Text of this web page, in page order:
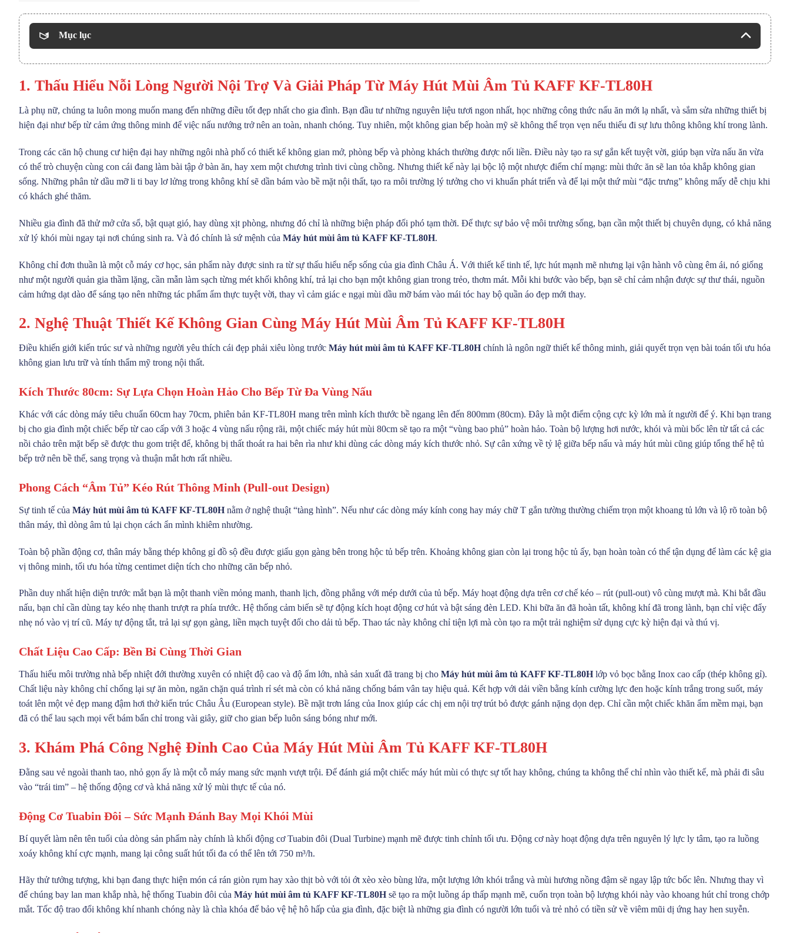
Mục lục
1. Thấu Hiểu Nỗi Lòng Người Nội Trợ Và Giải Pháp Từ Máy Hút Mùi Âm Tủ KAFF KF-TL80H
Là phụ nữ, chúng ta luôn mong muốn mang đến những điều tốt đẹp nhất cho gia đình. Bạn đầu tư những nguyên liệu tươi ngon nhất, học những công thức nấu ăn mới lạ nhất, và sắm sửa những thiết bị
hiện đại như bếp từ cảm ứng thông minh để việc nấu nướng trở nên an toàn, nhanh chóng. Tuy nhiên, một không gian bếp hoàn mỹ sẽ không thể trọn vẹn nếu thiếu đi sự lưu thông không khí trong lành.
Trong các căn hộ chung cư hiện đại hay những ngôi nhà phố có thiết kế không gian mở, phòng bếp và phòng khách thường được nối liền. Điều này tạo ra sự gắn kết tuyệt vời, giúp bạn vừa nấu ăn vừa
có thể trò chuyện cùng con cái đang làm bài tập ở bàn ăn, hay xem một chương trình tivi cùng chồng. Nhưng thiết kế này lại bộc lộ một nhược điểm chí mạng: mùi thức ăn sẽ lan tỏa khắp không gian
sống. Những phân tử dầu mỡ li ti bay lơ lửng trong không khí sẽ dần bám vào bề mặt nội thất, tạo ra môi trường lý tưởng cho vi khuẩn phát triển và để lại một thứ mùi “đặc trưng” không mấy dễ chịu khi
có khách ghé thăm.
Nhiều gia đình đã thử mở cửa sổ, bật quạt gió, hay dùng xịt phòng, nhưng đó chỉ là những biện pháp đối phó tạm thời. Để thực sự bảo vệ môi trường sống, bạn cần một thiết bị chuyên dụng, có khả năng
xử lý khói mùi ngay tại nơi chúng sinh ra. Và đó chính là sứ mệnh của Máy hút mùi âm tủ KAFF KF-TL80H.
Không chỉ đơn thuần là một cỗ máy cơ học, sản phẩm này được sinh ra từ sự thấu hiểu nếp sống của gia đình Châu Á. Với thiết kế tinh tế, lực hút mạnh mẽ nhưng lại vận hành vô cùng êm ái, nó giống
như một người quản gia thầm lặng, cần mẫn làm sạch từng mét khối không khí, trả lại cho bạn một không gian trong trẻo, thơm mát. Mỗi khi bước vào bếp, bạn sẽ chỉ cảm nhận được sự thư thái, nguồn
cảm hứng dạt dào để sáng tạo nên những tác phẩm ẩm thực tuyệt vời, thay vì cảm giác e ngại mùi dầu mỡ bám vào mái tóc hay bộ quần áo đẹp mới thay.
2. Nghệ Thuật Thiết Kế Không Gian Cùng Máy Hút Mùi Âm Tủ KAFF KF-TL80H
Điều khiến giới kiến trúc sư và những người yêu thích cái đẹp phải xiêu lòng trước Máy hút mùi âm tủ KAFF KF-TL80H chính là ngôn ngữ thiết kế thông minh, giải quyết trọn vẹn bài toán tối ưu hóa
không gian lưu trữ và tính thẩm mỹ trong nội thất.
Kích Thước 80cm: Sự Lựa Chọn Hoàn Hảo Cho Bếp Từ Đa Vùng Nấu
Khác với các dòng máy tiêu chuẩn 60cm hay 70cm, phiên bản KF-TL80H mang trên mình kích thước bề ngang lên đến 800mm (80cm). Đây là một điểm cộng cực kỳ lớn mà ít người để ý. Khi bạn trang
bị cho gia đình một chiếc bếp từ cao cấp với 3 hoặc 4 vùng nấu rộng rãi, một chiếc máy hút mùi 80cm sẽ tạo ra một “vùng bao phủ” hoàn hảo. Toàn bộ lượng hơi nước, khói và mùi bốc lên từ tất cả các
nồi chảo trên mặt bếp sẽ được thu gom triệt để, không bị thất thoát ra hai bên rìa như khi dùng các dòng máy kích thước nhỏ. Sự cân xứng về tỷ lệ giữa bếp nấu và máy hút mùi cũng giúp tổng thể hệ tủ
bếp trở nên bề thế, sang trọng và thuận mắt hơn rất nhiều.
Phong Cách “Âm Tủ” Kéo Rút Thông Minh (Pull-out Design)
Sự tinh tế của Máy hút mùi âm tủ KAFF KF-TL80H nằm ở nghệ thuật “tàng hình”. Nếu như các dòng máy kính cong hay máy chữ T gắn tường thường chiếm trọn một khoang tủ lớn và lộ rõ toàn bộ
thân máy, thì dòng âm tủ lại chọn cách ẩn mình khiêm nhường.
Toàn bộ phần động cơ, thân máy bằng thép không gỉ đồ sộ đều được giấu gọn gàng bên trong hộc tủ bếp trên. Khoảng không gian còn lại trong hộc tủ ấy, bạn hoàn toàn có thể tận dụng để làm các kệ gia
vị thông minh, tối ưu hóa từng centimet diện tích cho những căn bếp nhỏ.
Phần duy nhất hiện diện trước mắt bạn là một thanh viền mỏng manh, thanh lịch, đồng phẳng với mép dưới của tủ bếp. Máy hoạt động dựa trên cơ chế kéo – rút (pull-out) vô cùng mượt mà. Khi bắt đầu
nấu, bạn chỉ cần dùng tay kéo nhẹ thanh trượt ra phía trước. Hệ thống cảm biến sẽ tự động kích hoạt động cơ hút và bật sáng đèn LED. Khi bữa ăn đã hoàn tất, không khí đã trong lành, bạn chỉ việc đẩy
nhẹ nó vào vị trí cũ. Máy tự động tắt, trả lại sự gọn gàng, liền mạch tuyệt đối cho dải tủ bếp. Thao tác này không chỉ tiện lợi mà còn tạo ra một trải nghiệm sử dụng cực kỳ hiện đại và thú vị.
Chất Liệu Cao Cấp: Bền Bỉ Cùng Thời Gian
Thấu hiểu môi trường nhà bếp nhiệt đới thường xuyên có nhiệt độ cao và độ ẩm lớn, nhà sản xuất đã trang bị cho Máy hút mùi âm tủ KAFF KF-TL80H lớp vỏ bọc bằng Inox cao cấp (thép không gỉ).
Chất liệu này không chỉ chống lại sự ăn mòn, ngăn chặn quá trình rỉ sét mà còn có khả năng chống bám vân tay hiệu quả. Kết hợp với dải viền bằng kính cường lực đen hoặc kính trắng trong suốt, máy
toát lên một vẻ đẹp mang đậm hơi thở kiến trúc Châu Âu (European style). Bề mặt trơn láng của Inox giúp các chị em nội trợ trút bỏ được gánh nặng dọn dẹp. Chỉ cần một chiếc khăn ẩm mềm mại, bạn
đã có thể lau sạch mọi vết bám bẩn chỉ trong vài giây, giữ cho gian bếp luôn sáng bóng như mới.
3. Khám Phá Công Nghệ Đỉnh Cao Của Máy Hút Mùi Âm Tủ KAFF KF-TL80H
Đằng sau vẻ ngoài thanh tao, nhỏ gọn ấy là một cỗ máy mang sức mạnh vượt trội. Để đánh giá một chiếc máy hút mùi có thực sự tốt hay không, chúng ta không thể chỉ nhìn vào thiết kế, mà phải đi sâu
vào “trái tim” – hệ thống động cơ và khả năng xử lý mùi thực tế của nó.
Động Cơ Tuabin Đôi – Sức Mạnh Đánh Bay Mọi Khói Mùi
Bí quyết làm nên tên tuổi của dòng sản phẩm này chính là khối động cơ Tuabin đôi (Dual Turbine) mạnh mẽ được tinh chỉnh tối ưu. Động cơ này hoạt động dựa trên nguyên lý lực ly tâm, tạo ra luồng
xoáy không khí cực mạnh, mang lại công suất hút tối đa có thể lên tới 750 m³/h.
Hãy thử tưởng tượng, khi bạn đang thực hiện món cá rán giòn rụm hay xào thịt bò với tỏi ớt xèo xèo bùng lửa, một lượng lớn khói trắng và mùi hương nồng đậm sẽ ngay lập tức bốc lên. Nhưng thay vì
để chúng bay lan man khắp nhà, hệ thống Tuabin đôi của Máy hút mùi âm tủ KAFF KF-TL80H sẽ tạo ra một luồng áp thấp mạnh mẽ, cuốn trọn toàn bộ lượng khói này vào khoang hút chỉ trong chớp
mắt. Tốc độ trao đổi không khí nhanh chóng này là chìa khóa để bảo vệ hệ hô hấp của gia đình, đặc biệt là những gia đình có người lớn tuổi và trẻ nhỏ có tiền sử về viêm mũi dị ứng hay hen suyễn.